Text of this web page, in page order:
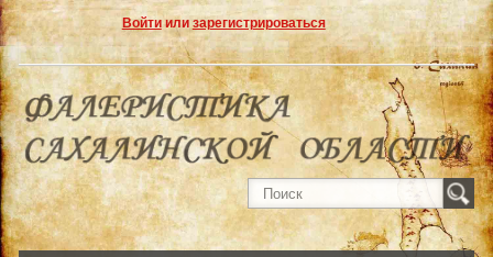
Войтиили зарегистрироваться